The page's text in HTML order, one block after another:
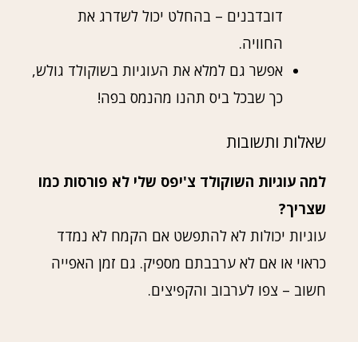
דובדבנים – בהחלט יכול לשדרג את
החוויה.
אפשר גם למלא את העוגיות בשוקולד גולש,
כך שבכל ביס תהנו מהנמס בפה!
שאלות ותשובות
למה עוגיות השוקולד צ'יפס שלי לא פורסות כמו
שצריך?
עוגיות יכולות לא להתפשט אם הקמח לא נמדד
כראוי או אם לא ערבבתם מספיק. גם זמן האפייה
חשוב – צפו לערבוב והקפיצים.